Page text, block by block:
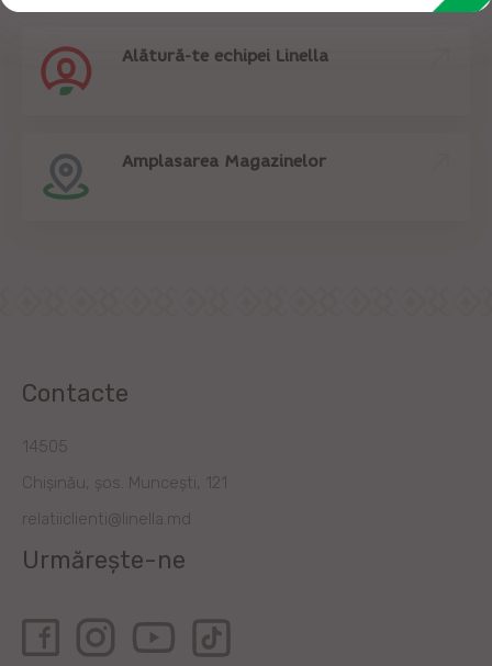
Alătură-te echipei Linella
Amplasarea Magazinelor
Contacte
14505
Chișinău, șos. Muncești, 121
relatiiclienti@linella.md
Urmărește-ne